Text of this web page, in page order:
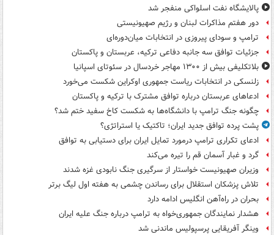
پالایشگاه نفت اسلواکی منفجر شد
دور هفتم مذاکرات لبنان و رژیم صهیونیستی
ترامپ و سودای پیروزی در انتخابات میان‌دوره‌ای
جزئیات توافق سه جانبه دفاعی ترکیه، عربستان و پاکستان
بلاتکلیفی بیش از ۱۳۰۰ مهاجر خردسال در سئوتای اسپانیا
زلنسکی در انتخابات ریاست جمهوری اوکراین شکست می‌خورد
ادعاهای عربستان درباره توافق مشترک با ترکیه و پاکستان
چگونه جنگ ترامپ با دانشگاه‌ها به شکست کاخ سفید ختم شد؟
پشت پرده توافق جدید ایران؛ تاکتیک یا استراتژی؟
ادعای تکراری ترامپ درمورد تمایل ایران برای دستیابی به توافق
گرد و غبار آسمان قم را تیره می‌کند
وزیران صهیونیست خواستار از سرگیری جنگ نابودی غزه شدند
تلاش پزشکان استقلال برای رساندن چشمی به هفته اول لیگ برتر
بحران در راه‌آهن انگلیس ادامه دارد
هشدار نمایندگان جمهوری‌خواه به ترامپ درباره جنگ علیه ایران
وینگر آفریقایی پرسپولیس ماندنی شد